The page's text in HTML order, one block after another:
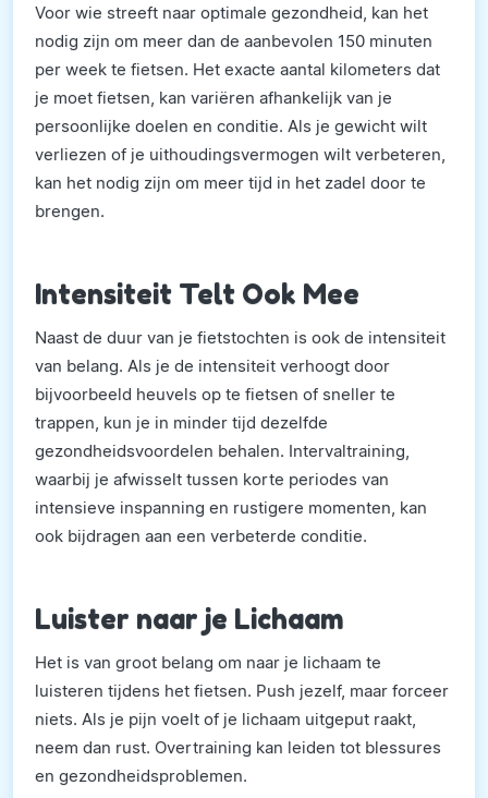
Voor wie streeft naar optimale gezondheid, kan het
nodig zijn om meer dan de aanbevolen 150 minuten
per week te fietsen. Het exacte aantal kilometers dat
je moet fietsen, kan variëren afhankelijk van je
persoonlijke doelen en conditie. Als je gewicht wilt
verliezen of je uithoudingsvermogen wilt verbeteren,
kan het nodig zijn om meer tijd in het zadel door te
brengen.
Intensiteit Telt Ook Mee
Naast de duur van je fietstochten is ook de intensiteit
van belang. Als je de intensiteit verhoogt door
bijvoorbeeld heuvels op te fietsen of sneller te
trappen, kun je in minder tijd dezelfde
gezondheidsvoordelen behalen. Intervaltraining,
waarbij je afwisselt tussen korte periodes van
intensieve inspanning en rustigere momenten, kan
ook bijdragen aan een verbeterde conditie.
Luister naar je Lichaam
Het is van groot belang om naar je lichaam te
luisteren tijdens het fietsen. Push jezelf, maar forceer
niets. Als je pijn voelt of je lichaam uitgeput raakt,
neem dan rust. Overtraining kan leiden tot blessures
en gezondheidsproblemen.